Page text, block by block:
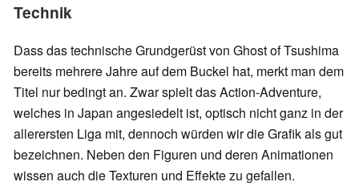
Technik
Dass das technische Grundgerüst von Ghost of Tsushima
bereits mehrere Jahre auf dem Buckel hat, merkt man dem
Titel nur bedingt an. Zwar spielt das Action-Adventure,
welches in Japan angesiedelt ist, optisch nicht ganz in der
allerersten Liga mit, dennoch würden wir die Grafik als gut
bezeichnen. Neben den Figuren und deren Animationen
wissen auch die Texturen und Effekte zu gefallen.